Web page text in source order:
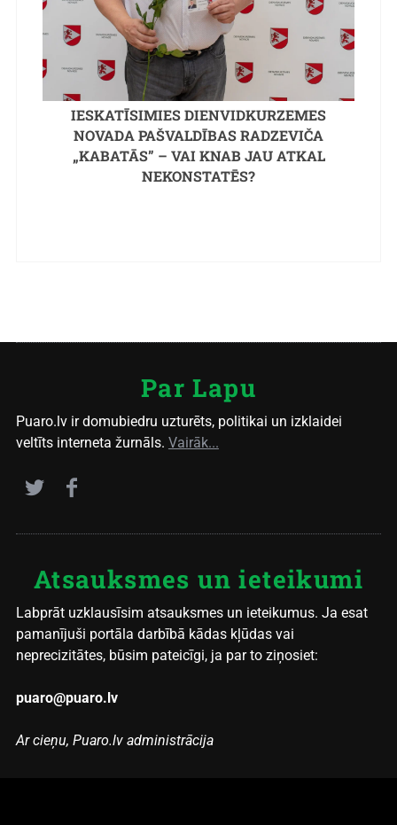
IESKATĪSIMIES DIENVIDKURZEMES
NOVADA PAŠVALDĪBAS RADZEVIČA
„KABATĀS” – VAI KNAB JAU ATKAL
NEKONSTATĒS?
Par Lapu
Puaro.lv ir domubiedru uzturēts, politikai un izklaidei
veltīts interneta žurnāls. Vairāk...
Atsauksmes un ieteikumi
Labprāt uzklausīsim atsauksmes un ieteikumus. Ja esat
pamanījuši portāla darbībā kādas kļūdas vai
neprecizitātes, būsim pateicīgi, ja par to ziņosiet:
puaro@puaro.lv
Ar cieņu, Puaro.lv administrācija